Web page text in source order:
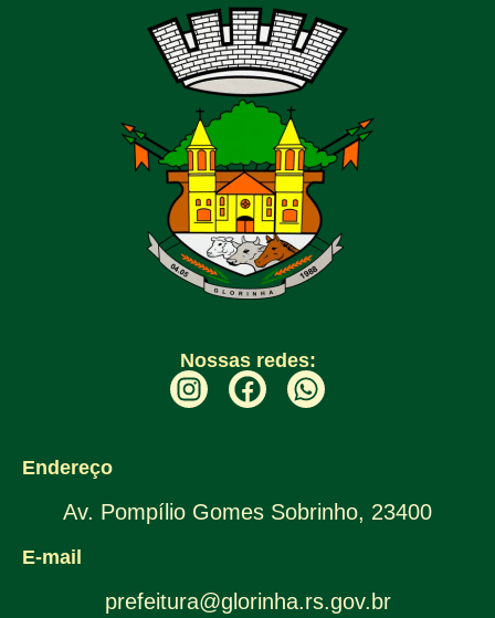
Nossas redes:
Endereço
Av. Pompílio Gomes Sobrinho, 23400
E-mail
prefeitura@glorinha.rs.gov.br